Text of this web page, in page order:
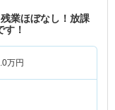
業ほぼなし！放課
！
万円